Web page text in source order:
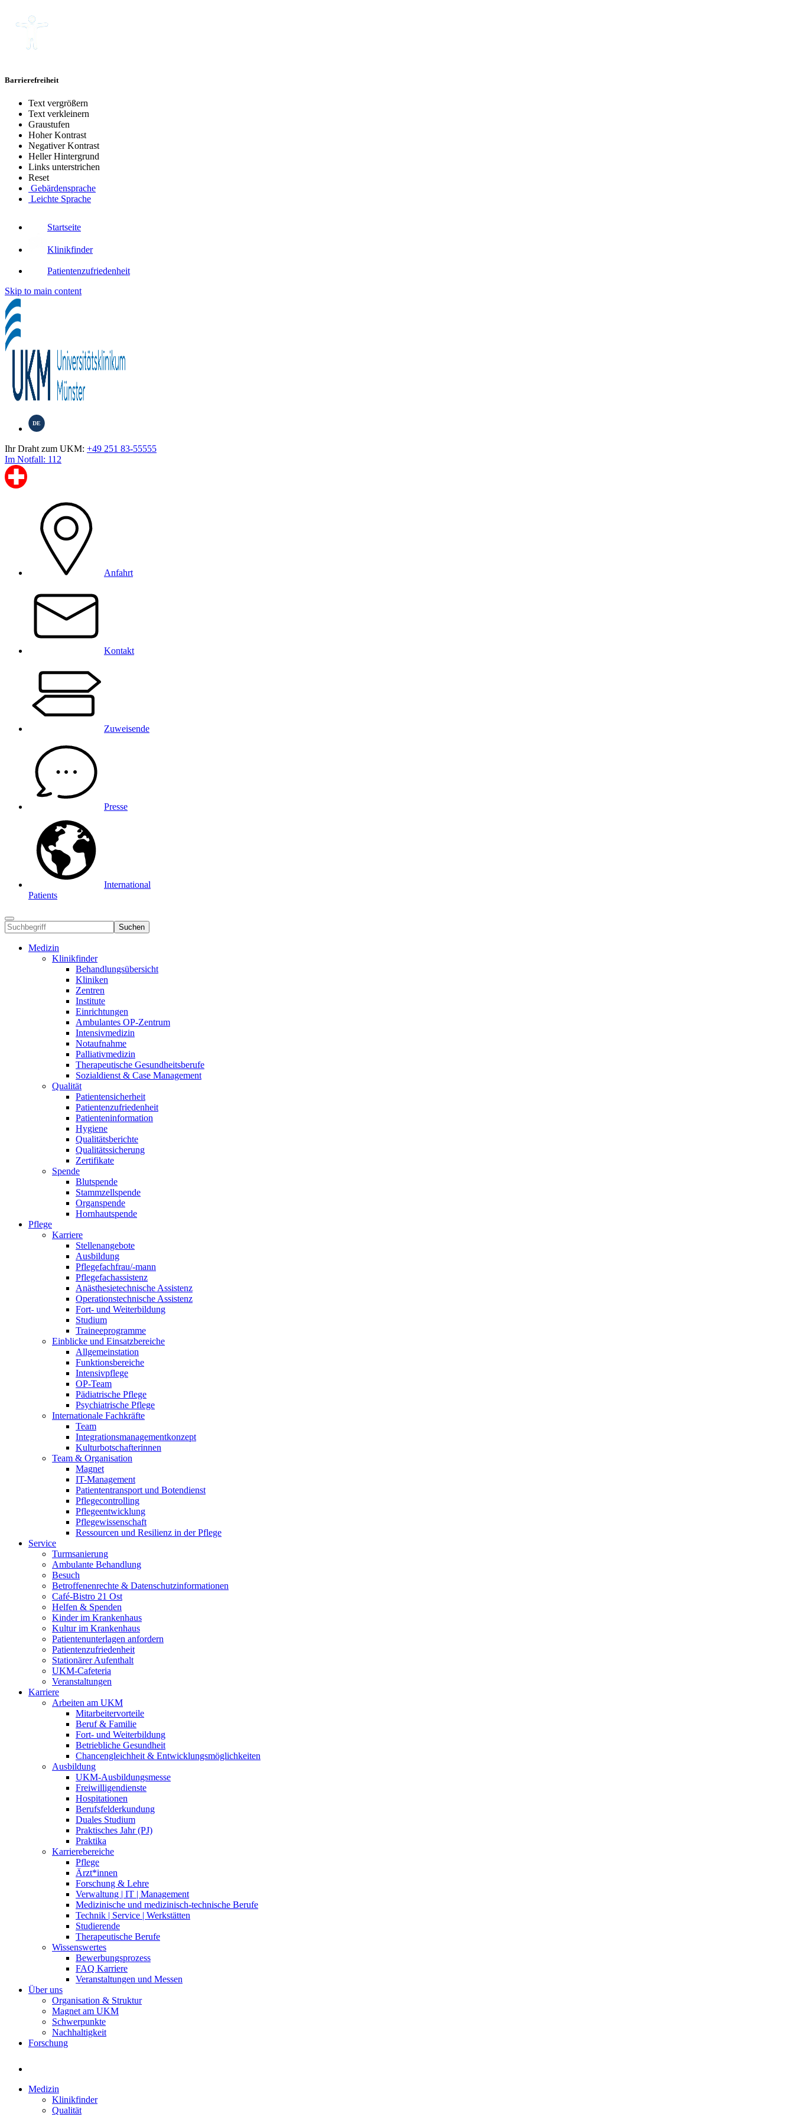
Barrierefreiheit
Text vergrößern
Text verkleinern
Graustufen
Hoher Kontrast
Negativer Kontrast
Heller Hintergrund
Links unterstrichen
Reset
Gebärdensprache
Leichte Sprache
Startseite
Klinikfinder
Patientenzufriedenheit
Skip to main content
DE
Ihr Draht zum UKM: +49 251 83-55555
Im Notfall: 112
Anfahrt
Kontakt
Zuweisende
Presse
International
Patients
Suchen
Medizin
Klinikfinder
Behandlungsübersicht
Kliniken
Zentren
Institute
Einrichtungen
Ambulantes OP-Zentrum
Intensivmedizin
Notaufnahme
Palliativmedizin
Therapeutische Gesundheitsberufe
Sozialdienst & Case Management
Qualität
Patientensicherheit
Patientenzufriedenheit
Patienteninformation
Hygiene
Qualitätsberichte
Qualitätssicherung
Zertifikate
Spende
Blutspende
Stammzellspende
Organspende
Hornhautspende
Pflege
Karriere
Stellenangebote
Ausbildung
Pflegefachfrau/-mann
Pflegefachassistenz
Anästhesietechnische Assistenz
Operationstechnische Assistenz
Fort- und Weiterbildung
Studium
Traineeprogramme
Einblicke und Einsatzbereiche
Allgemeinstation
Funktionsbereiche
Intensivpflege
OP-Team
Pädiatrische Pflege
Psychiatrische Pflege
Internationale Fachkräfte
Team
Integrationsmanagementkonzept
Kulturbotschafterinnen
Team & Organisation
Magnet
IT-Management
Patiententransport und Botendienst
Pflegecontrolling
Pflegeentwicklung
Pflegewissenschaft
Ressourcen und Resilienz in der Pflege
Service
Turmsanierung
Ambulante Behandlung
Besuch
Betroffenenrechte & Datenschutzinformationen
Café-Bistro 21 Ost
Helfen & Spenden
Kinder im Krankenhaus
Kultur im Krankenhaus
Patientenunterlagen anfordern
Patientenzufriedenheit
Stationärer Aufenthalt
UKM-Cafeteria
Veranstaltungen
Karriere
Arbeiten am UKM
Mitarbeitervorteile
Beruf & Familie
Fort- und Weiterbildung
Betriebliche Gesundheit
Chancengleichheit & Entwicklungsmöglichkeiten
Ausbildung
UKM-Ausbildungsmesse
Freiwilligendienste
Hospitationen
Berufsfelderkundung
Duales Studium
Praktisches Jahr (PJ)
Praktika
Karrierebereiche
Pflege
Ärzt*innen
Forschung & Lehre
Verwaltung | IT | Management
Medizinische und medizinisch-technische Berufe
Technik | Service | Werkstätten
Studierende
Therapeutische Berufe
Wissenswertes
Bewerbungsprozess
FAQ Karriere
Veranstaltungen und Messen
Über uns
Organisation & Struktur
Magnet am UKM
Schwerpunkte
Nachhaltigkeit
Forschung
Medizin
Klinikfinder
Qualität